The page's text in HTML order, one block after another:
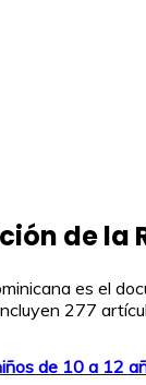
de la
es el
277
de 10 a 12